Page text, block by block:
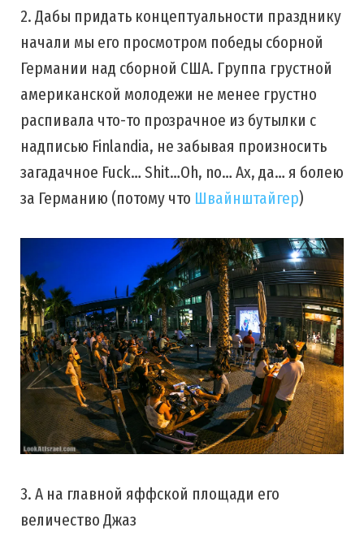
2. Дабы придать концептуальности празднику
начали мы его просмотром победы сборной
Германии над сборной США. Группа грустной
американской молодежи не менее грустно
распивала что-то прозрачное из бутылки с
надписью Finlandia, не забывая произносить
загадачное Fuck… Shit…Oh, no… Ах, да… я болею
за Германию (потому что Швайнштайгер)
3. А на главной яффской площади его
величество Джаз